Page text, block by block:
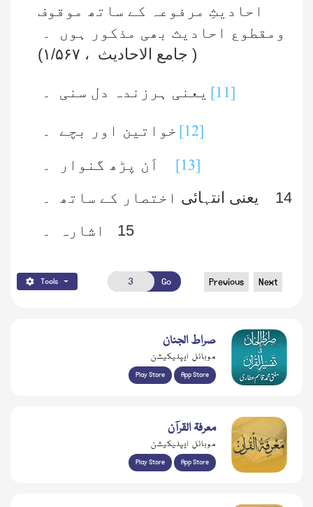
احادیثِ مرفوعہ کے ساتھ موقوف
ومقطوع احادیث بھی مذکور ہوں ۔
( جامع الاحادیث ، ۱/۵۶۷)
[11] یعنی ہرزندہ دل سنی ۔
[12] خواتین اور بچے ۔
[13]
اَن پڑھ گنوار ۔
14 یعنی انتہائی اختصار کے ساتھ ۔
15 اشارہ ۔
Tools Go Previous Next
صراط الجنان
موبائل ایپلیکیشن
Play Store App Store
معرفۃ القرآن
موبائل ایپلیکیشن
Play Store App Store